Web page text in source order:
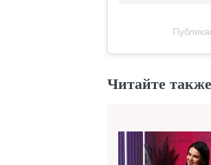
Читайте